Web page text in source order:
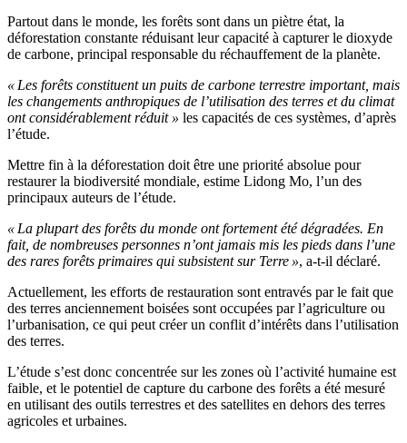
Partout dans le monde, les forêts sont dans un piètre état, la
déforestation constante réduisant leur capacité à capturer le dioxyde
de carbone, principal responsable du réchauffement de la planète.
« Les forêts constituent un puits de carbone terrestre important, mais
les changements anthropiques de l’utilisation des terres et du climat
ont considérablement réduit » les capacités de ces systèmes, d’après
l’étude.
Mettre fin à la déforestation doit être une priorité absolue pour
restaurer la biodiversité mondiale, estime Lidong Mo, l’un des
principaux auteurs de l’étude.
« La plupart des forêts du monde ont fortement été dégradées. En
fait, de nombreuses personnes n’ont jamais mis les pieds dans l’une
des rares forêts primaires qui subsistent sur Terre », a-t-il déclaré.
Actuellement, les efforts de restauration sont entravés par le fait que
des terres anciennement boisées sont occupées par l’agriculture ou
l’urbanisation, ce qui peut créer un conflit d’intérêts dans l’utilisation
des terres.
L’étude s’est donc concentrée sur les zones où l’activité humaine est
faible, et le potentiel de capture du carbone des forêts a été mesuré
en utilisant des outils terrestres et des satellites en dehors des terres
agricoles et urbaines.